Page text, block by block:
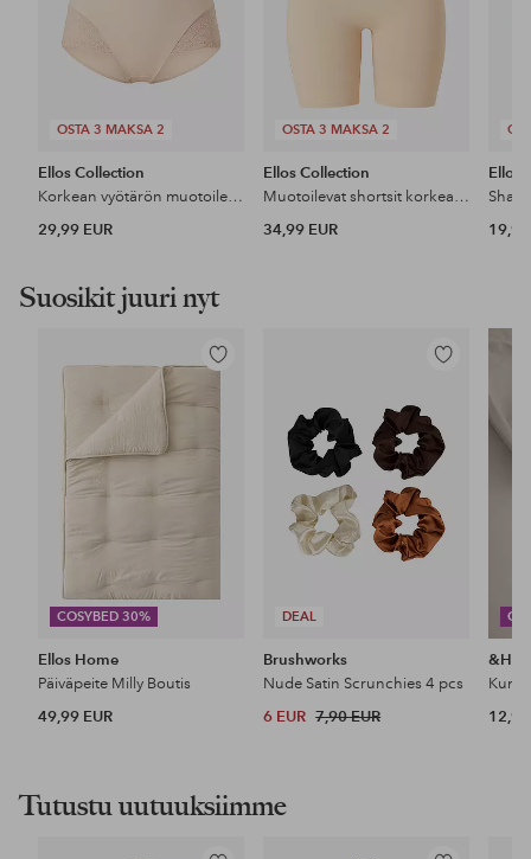
OSTA 3 MAKSA 2
Ellos Collection
Korkean vyötärön muotoilevat pikkuhousut - keskituki
29,99 EUR
OSTA 3 MAKSA 2
Ellos Collection
Muotoilevat shortsit korkealla vyötäröllä - medium support
34,99 EUR
Ellos
19,99
Suosikit juuri nyt
COSYBED 30%
Lisää
Ellos Home
Päiväpeite Milly Boutis
49,99 EUR
DEAL
Lisää
Brushworks
Nude Satin Scrunchies 4 pcs
6 EUR 7,90 EUR 12,99
Tutustu uutuuksiimme